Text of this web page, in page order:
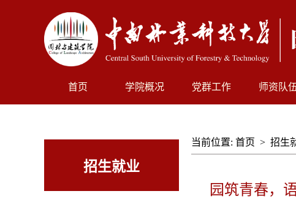
首页 学院概况 党群工作 师资队
招生就业
当前位置: 首页 > 招生
园筑青春，